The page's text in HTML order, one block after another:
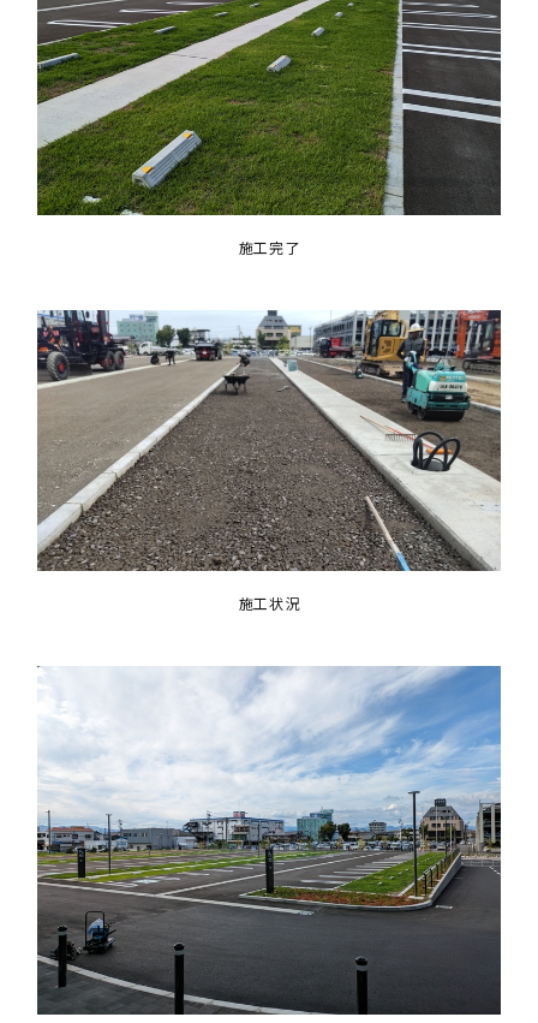
施工完了
施工状況